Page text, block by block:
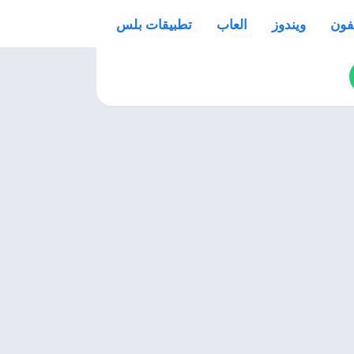
ويندوز العاب تطبيقات بلس